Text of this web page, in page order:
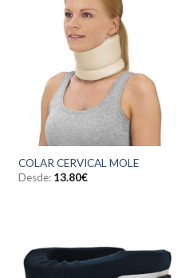
COLAR CERVICAL MOLE
Desde: 13.80€